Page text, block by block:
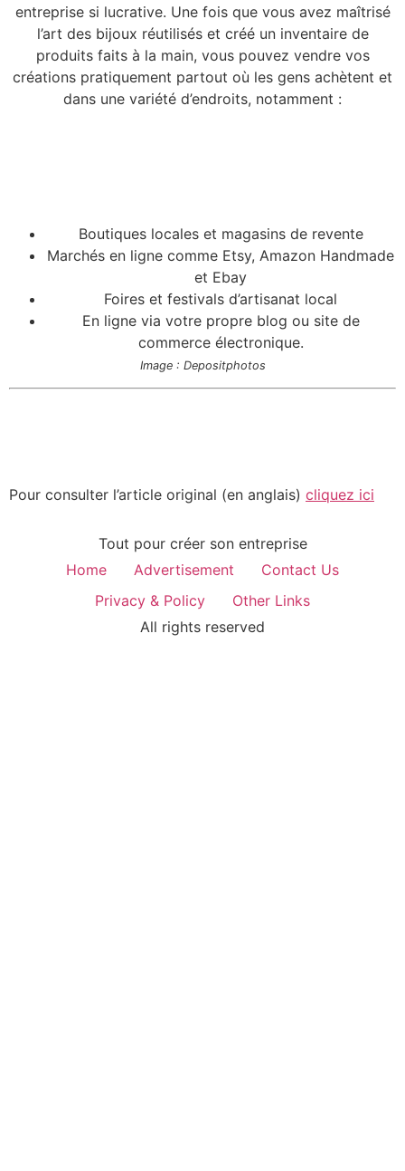
entreprise si lucrative. Une fois que vous avez maîtrisé
l’art des bijoux réutilisés et créé un inventaire de
produits faits à la main, vous pouvez vendre vos
créations pratiquement partout où les gens achètent et
dans une variété d’endroits, notamment :
Boutiques locales et magasins de revente
Marchés en ligne comme Etsy, Amazon Handmade
et Ebay
Foires et festivals d’artisanat local
En ligne via votre propre blog ou site de
commerce électronique.
Image : Depositphotos
Pour consulter l’article original (en anglais) cliquez ici
Tout pour créer son entreprise
Home
Advertisement
Contact Us
Privacy & Policy
Other Links
All rights reserved